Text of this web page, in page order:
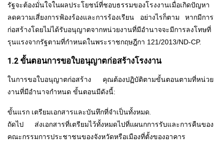
รัฐจะต้องมั่นใจในผลประโยชน์ที่ชอบธรรมของโรงงานเมื่อเกิดปัญหา
ลดความเสี่ยงการฟ้องร้องและการร้องเรียน อย่างไรก็ตาม หากมีการ
ก่อสร้างโดยไม่ได้รับอนุญาตจากหน่วยงานที่มีอำนาจจะมีการลงโทษที่
รุนแรงจากรัฐตามที่กำหนดในพระราชกฤษฎีกา 121/2013/ND-CP.
1.2 ขั้นตอนการขอใบอนุญาตก่อสร้างโรงงาน
ในการขอใบอนุญาตก่อสร้าง คุณต้องปฏิบัติตามขั้นตอนตามที่หน่วย
งานที่มีอำนาจกำหนด ขั้นตอนมีดังนี้:
ขั้นแรก เตรียมเอกสารและบันทึกที่จำเป็นทั้งหมด.
ถัดไป ส่งเอกสารที่เตรียมไว้ทั้งหมดไปที่แผนกการรับและการคืนของ
คณะกรรมการประชาชนของจังหวัดหรือเมืองที่ตั้งของอาคาร